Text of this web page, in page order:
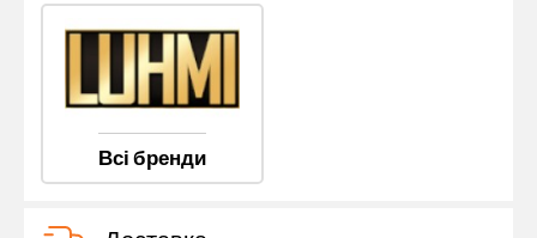
Всі бренди